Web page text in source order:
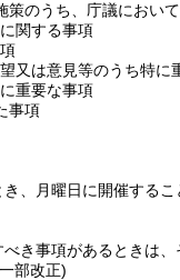
策のうち、庁議におい
関する事項
又は意見等のうち特に
重要な事項
事項
、月曜日に開催するこ
き事項があるときは
部改正)